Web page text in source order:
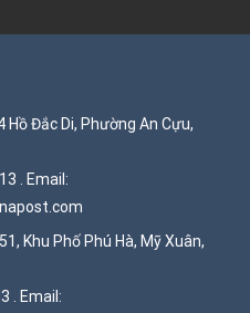
Hồ Đắc Di, Phường An Cựu,
. Email:
Khu Phố Phú Hà, Mỹ Xuân,
. Email: